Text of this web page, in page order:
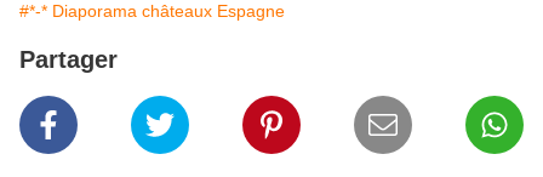
#*-* Diaporama châteaux Espagne
Partager